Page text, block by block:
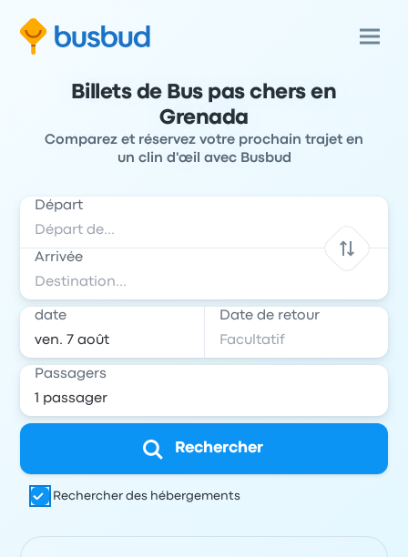
Billets de Bus pas chers en
Grenada
Comparez et réservez votre prochain trajet en
un clin d'œil avec Busbud
Départ
Arrivée
date Date de retour
Passagers
Rechercher
Rechercher des hébergements